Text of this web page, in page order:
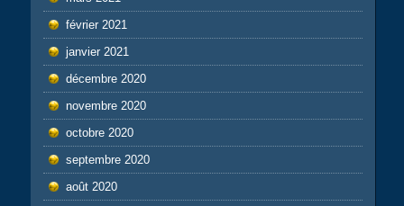
février 2021
janvier 2021
décembre 2020
novembre 2020
octobre 2020
septembre 2020
août 2020